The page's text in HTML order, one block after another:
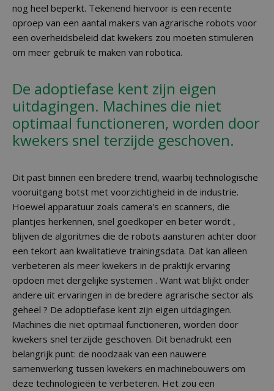
nog heel beperkt. Tekenend hiervoor is een recente
oproep van een aantal makers van agrarische robots voor
een overheidsbeleid dat kwekers zou moeten stimuleren
om meer gebruik te maken van robotica.
De adoptiefase kent zijn eigen
uitdagingen. Machines die niet
optimaal functioneren, worden door
kwekers snel terzijde geschoven.
Dit past binnen een bredere trend, waarbij technologische
vooruitgang botst met voorzichtigheid in de industrie.
Hoewel apparatuur zoals camera's en scanners, die
plantjes herkennen, snel goedkoper en beter wordt ,
blijven de algoritmes die de robots aansturen achter door
een tekort aan kwalitatieve trainingsdata. Dat kan alleen
verbeteren als meer kwekers in de praktijk ervaring
opdoen met dergelijke systemen . Want wat blijkt onder
andere uit ervaringen in de bredere agrarische sector als
geheel ? De adoptiefase kent zijn eigen uitdagingen.
Machines die niet optimaal functioneren, worden door
kwekers snel terzijde geschoven. Dit benadrukt een
belangrijk punt: de noodzaak van een nauwere
samenwerking tussen kwekers en machinebouwers om
deze technologieën te verbeteren. Het zou een